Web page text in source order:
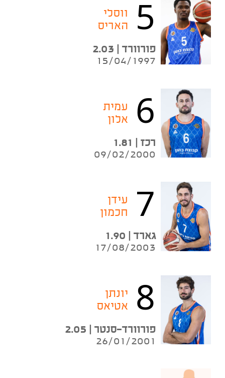
5
ווסלי
האריס
פורוורד | 2.03
15/04/1997
6
עמית
אלון
רכז | 1.81
09/02/2000
7
עידן
חכמון
גארד | 1.90
17/08/2003
8
יונתן
אטיאס
פורוורד-סנטר | 2.05
26/01/2001